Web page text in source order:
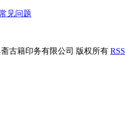
见问题
古籍印务有限公司 版权所有 RSS